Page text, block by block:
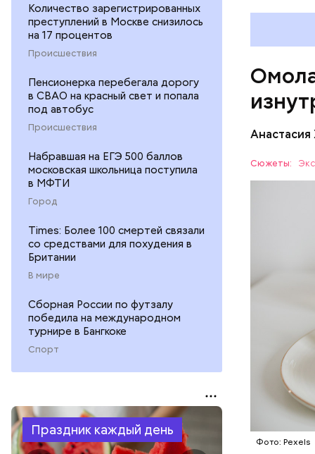
Количество зарегистрированных
преступлений в Москве снизилось
на 17 процентов
Происшествия
Пенсионерка перебегала дорогу
в СВАО на красный свет и попала
под автобус
Происшествия
Набравшая на ЕГЭ 500 баллов
московская школьница поступила
в МФТИ
Город
Times: Более 100 смертей связали
со средствами для похудения в
Британии
В мире
Сборная России по футзалу
победила на международном
турнире в Бангкоке
Спорт
Праздник каждый день
Сюжеты:
Фото: Pexels
Дыня
лютеин
наше
калий